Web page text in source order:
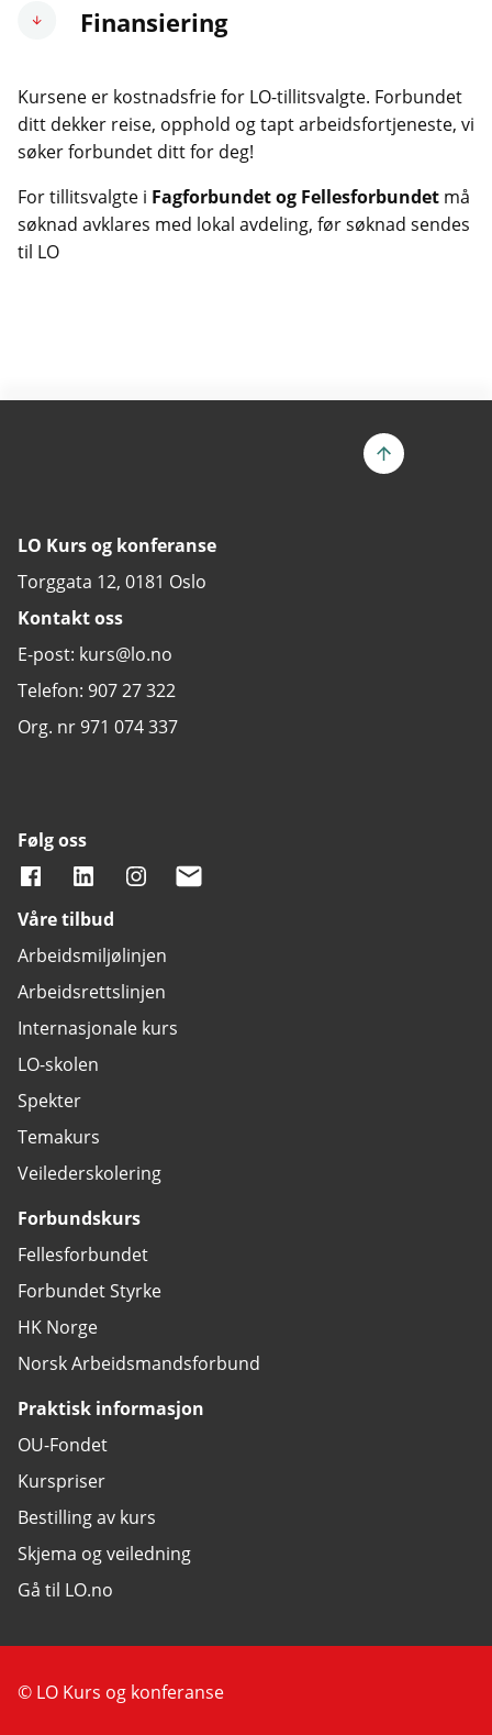
Finansiering
Kursene er kostnadsfrie for LO-tillitsvalgte. Forbundet
ditt dekker reise, opphold og tapt arbeidsfortjeneste, vi
søker forbundet ditt for deg!
For tillitsvalgte i Fagforbundet og Fellesforbundet må
søknad avklares med lokal avdeling, før søknad sendes
til LO
LO Kurs og konferanse
Torggata 12, 0181 Oslo
Kontakt oss
E-post: kurs@lo.no
Telefon: 907 27 322
Org. nr 971 074 337
Følg oss
Våre tilbud
Arbeidsmiljølinjen
Arbeidsrettslinjen
Internasjonale kurs
LO-skolen
Spekter
Temakurs
Veilederskolering
Forbundskurs
Fellesforbundet
Forbundet Styrke
HK Norge
Norsk Arbeidsmandsforbund
Praktisk informasjon
OU-Fondet
Kurspriser
Bestilling av kurs
Skjema og veiledning
Gå til LO.no
© LO Kurs og konferanse